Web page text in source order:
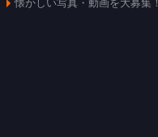
懐かしい写真・動画を大募集！